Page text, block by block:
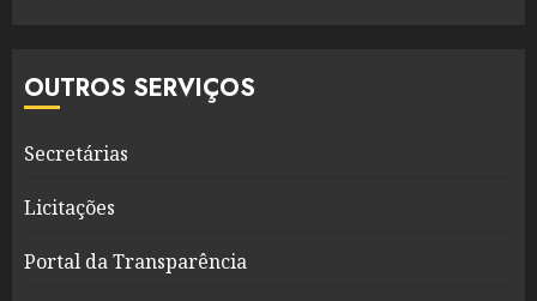
OUTROS SERVIÇOS
Secretárias
Licitações
Portal da Transparência